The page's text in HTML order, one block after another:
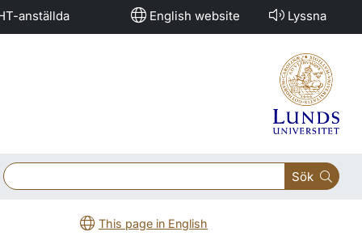
anställda English website Lyssna
Sök
This page in English